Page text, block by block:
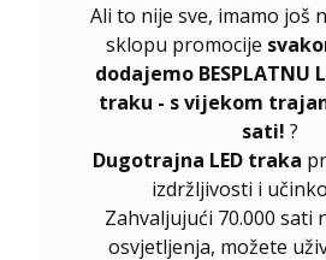
Ali to nije sve, imamo još
sklopu promocije
dodajemo BESPLATNU
traku - s vijekom
sati! ?
Dugotrajna LED traka
izdržljivosti i
Zahvaljujući 70.000 sati
osvjetljenja, možete